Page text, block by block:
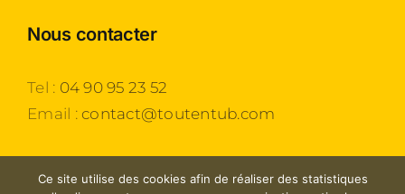
Nous contacter
Tel : 04 90 95 23 52
Email :contact@toutentub.com
Ce site utilise des cookies afin de réaliser des statistiques